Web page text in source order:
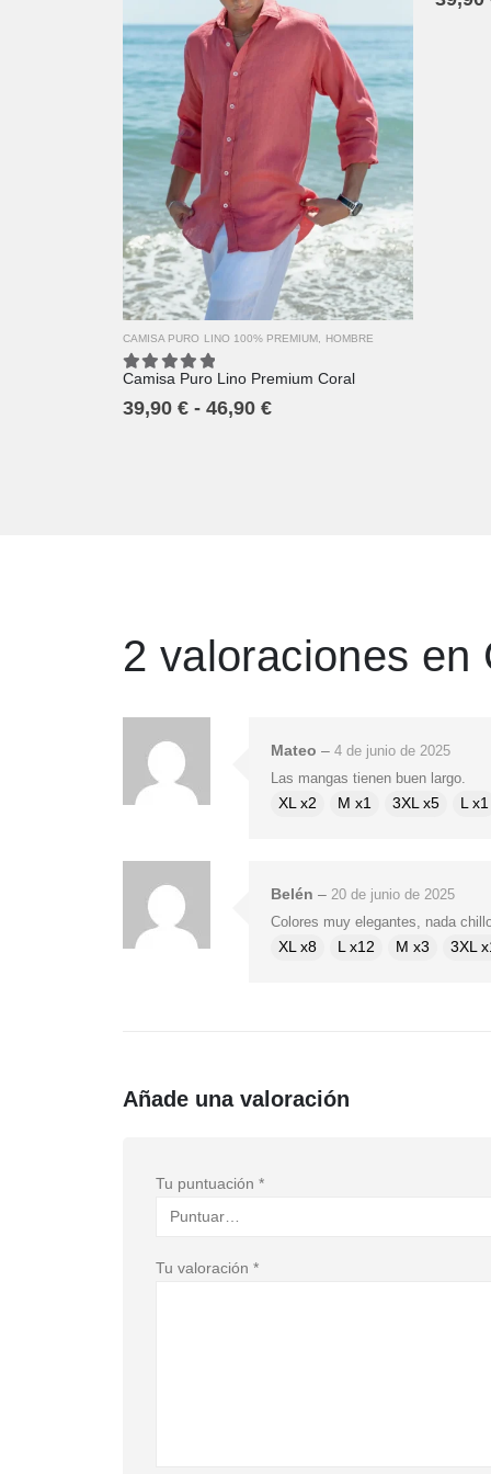
XS M
XL 2XL
3XL 4XL
CAMISA PURO LINO 100% PREMIUM HOMBRE
5.00out of 5
Camisa Puro Lino Premium Coral
39,90 € - 46,90 €
2 valoraciones en
Mateo – 4 de junio de 2025
Las mangas tienen buen largo.
XL x2 M x1 3XL x5 L x1
Belén – 20 de junio de 2025
Colores muy elegantes, nada
XL x8 L x12 M x3 3XL
Añade una valoración
Tu puntuación *
Tu valoración *